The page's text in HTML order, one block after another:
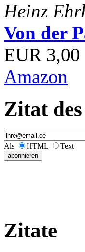
Heinz
Von der
EUR 3,00
Amazon
Zitat des
Als HTML Text
Zitate